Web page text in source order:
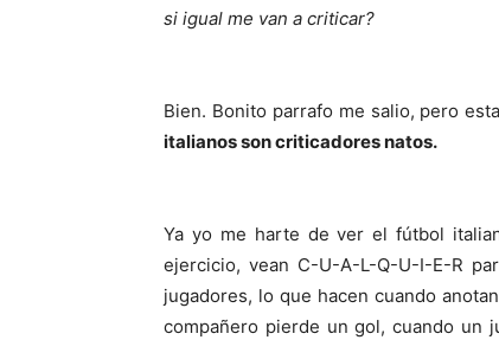
si igual me van a criticar?
Bien. Bonito parrafo me salio, pero
italianos son criticadores natos.
Ya yo me harte de ver el fútbol
ejercicio, vean C-U-A-L-Q-U-I-E-R
jugadores, lo que hacen cuando
compañero pierde un gol, cuando un